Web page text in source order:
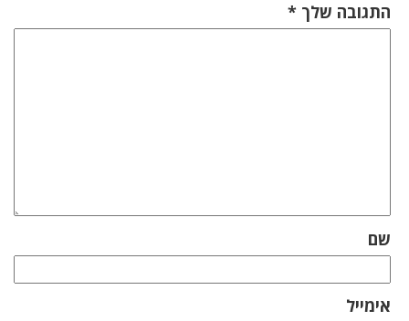
התגובה שלך *
שם
אימייל